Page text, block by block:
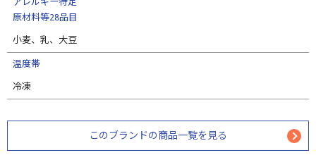
原材料等28品目
小麦、乳、大豆
温度帯
冷凍
このブランドの商品一覧を見る